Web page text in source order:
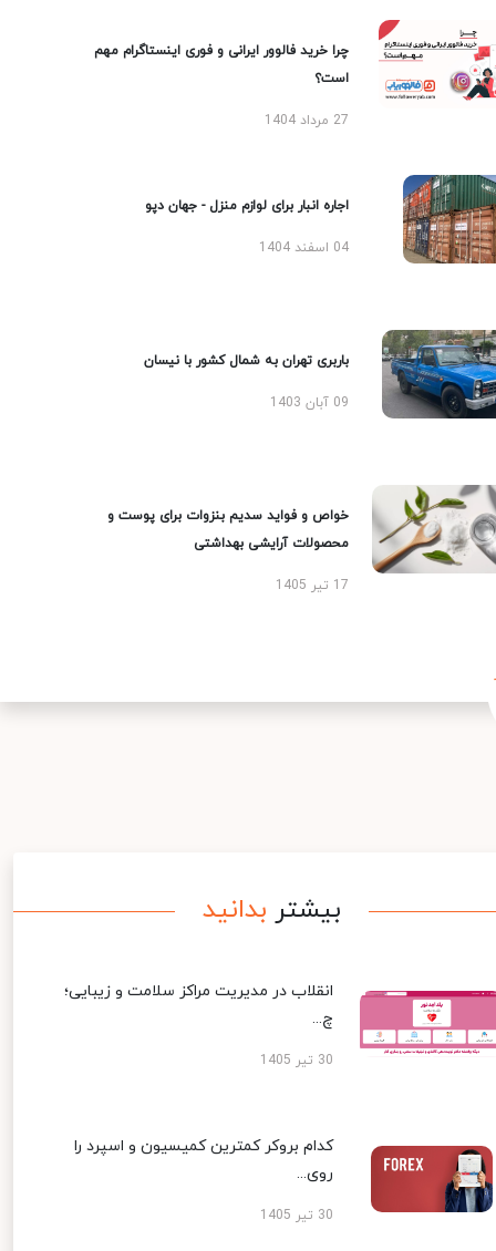
چرا خرید فالوور ایرانی و فوری اینستاگرام مهم
است؟
27 مرداد 1404
اجاره انبار برای لوازم منزل - جهان دپو
04 اسفند 1404
باربری تهران به شمال کشور با نیسان
09 آبان 1403
خواص و فواید سدیم بنزوات برای پوست و
محصولات آرایشی بهداشتی
17 تیر 1405
بیشتر بدانید
انقلاب در مدیریت مراکز سلامت و زیبایی؛
چ...
30 تیر 1405
کدام بروکر کمترین کمیسیون و اسپرد را
روی...
30 تیر 1405